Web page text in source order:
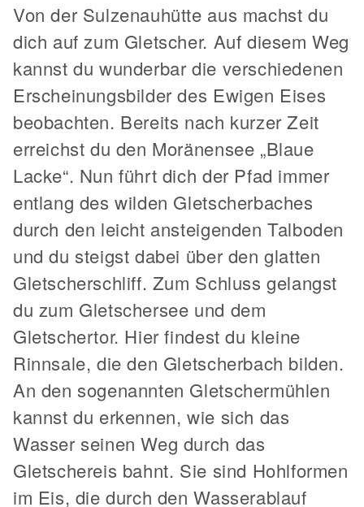
Von der Sulzenauhütte aus machst du
dich auf zum Gletscher. Auf diesem Weg
kannst du wunderbar die verschiedenen
Erscheinungsbilder des Ewigen Eises
beobachten. Bereits nach kurzer Zeit
erreichst du den Moränensee „Blaue
Lacke“. Nun führt dich der Pfad immer
entlang des wilden Gletscherbaches
durch den leicht ansteigenden Talboden
und du steigst dabei über den glatten
Gletscherschliff. Zum Schluss gelangst
du zum Gletschersee und dem
Gletschertor. Hier findest du kleine
Rinnsale, die den Gletscherbach bilden.
An den sogenannten Gletschermühlen
kannst du erkennen, wie sich das
Wasser seinen Weg durch das
Gletschereis bahnt. Sie sind Hohlformen
im Eis, die durch den Wasserablauf